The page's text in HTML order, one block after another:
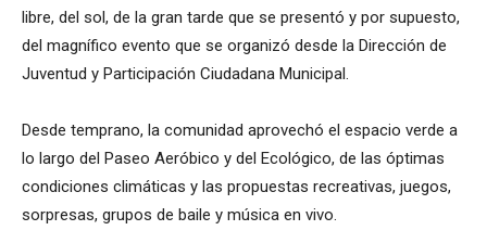
libre, del sol, de la gran tarde que se presentó y por supuesto,
del magnífico evento que se organizó desde la Dirección de
Juventud y Participación Ciudadana Municipal.
Desde temprano, la comunidad aprovechó el espacio verde a
lo largo del Paseo Aeróbico y del Ecológico, de las óptimas
condiciones climáticas y las propuestas recreativas, juegos,
sorpresas, grupos de baile y música en vivo.